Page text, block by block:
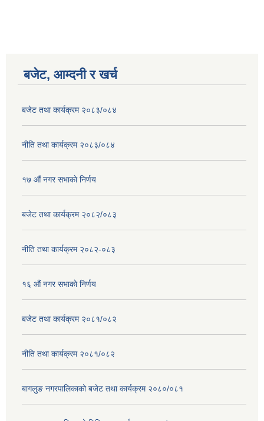
बजेट, आम्दनी र खर्च
बजेट तथा कार्यक्रम २०८३/०८४
नीति तथा कार्यक्रम २०८३/०८४
१७ ‌‍औं नगर सभाकाे निर्णय
बजेट तथा कार्यक्रम २०८२/०८३
नीति तथा कार्यक्रम २०८२-०८३
१६ ‌औं नगर सभाकाे निर्णय
बजेट तथा कार्यक्रम २०८१/०८२
नीति तथा कार्यक्रम २०८१/०८२
बागलुङ नगरपालिकाको बजेट तथा कार्यक्रम २०८०/०८१